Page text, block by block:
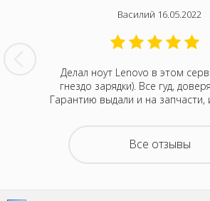
за
Василий 16.05.2022
Делал ноут Lenovo в этом
гнездо зарядки). Все гуд,
Гарантию выдали и на запчасти,
Все отзывы